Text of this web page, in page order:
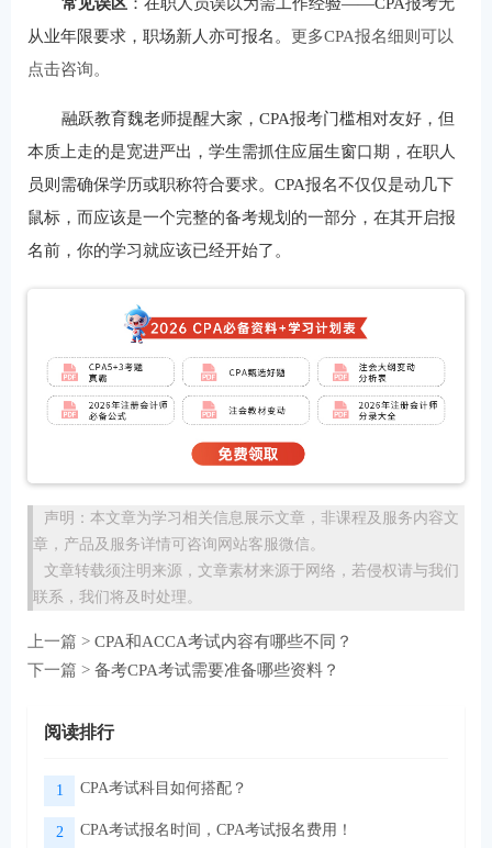
从业年限要求，职场新人亦可报名。 更多CPA报名细则可以
点击咨询。
融跃教育魏老师提醒大家，CPA报考门槛相对友好，但
本质上走的是宽进严出，学生需抓住应届生窗口期，在职人
员则需确保学历或职称符合要求。CPA报名不仅仅是动几下
鼠标，而应该是一个完整的备考规划的一部分，在其开启报
名前，你的学习就应该已经开始了。
声明：本文章为学习相关信息展示文章，非课程及服务内容文
章，产品及服务详情可咨询网站客服微信。
文章转载须注明来源，文章素材来源于网络，若侵权请与我们
联系，我们将及时处理。
上一篇 > CPA和ACCA考试内容有哪些不同？
下一篇 > 备考CPA考试需要准备哪些资料？
阅读排行
1 CPA考试科目如何搭配？
2 CPA考试报名时间，CPA考试报名费用！